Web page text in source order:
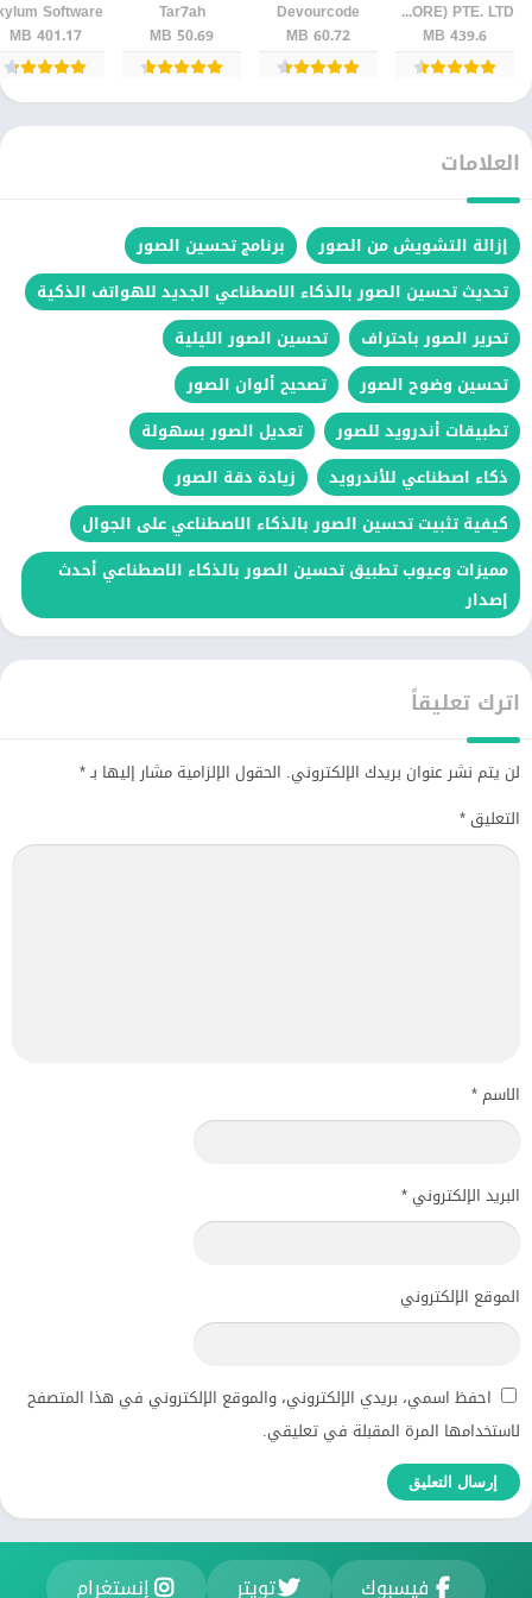
الهاتف PIXOCIAL TECHNOLOGY (SINGAPORE) PTE. LTD.
439.6 MB
للأندرويد –
محرر صور
احترافي
Devourcode
60.72 MB
للأندرويد
Tar7ah
50.69 MB
إصدار
Software
401.17 MB
العلامات
إزالة التشويش من الصور
برنامج تحسين الصور
تحديث تحسين الصور بالذكاء الاصطناعي الجديد للهواتف الذكية
تحرير الصور باحتراف
تحسين الصور الليلية
تحسين وضوح الصور
تصحيح ألوان الصور
تطبيقات أندرويد للصور
تعديل الصور بسهولة
ذكاء اصطناعي للأندرويد
زيادة دقة الصور
كيفية تثبيت تحسين الصور بالذكاء الاصطناعي على الجوال
مميزات وعيوب تطبيق تحسين الصور بالذكاء الاصطناعي أحدث
إصدار
اترك تعليقاً
لن يتم نشر عنوان بريدك الإلكتروني. الحقول الإلزامية مشار إليها بـ*
التعليق *
الاسم*
البريد الإلكتروني *
الموقع الإلكتروني
احفظ اسمي، بريدي الإلكتروني، والموقع الإلكتروني في هذا المتصفح
لاستخدامها المرة المقبلة في تعليقي.
فيسبوك تويتر إنستغرام